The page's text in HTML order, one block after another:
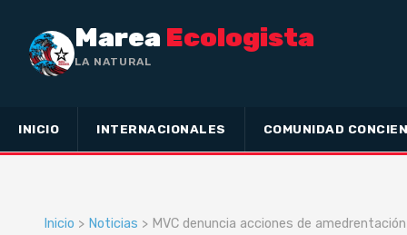
Marea Ecologista
LA NATURALEZA NO HA HECHO
INICIO INTERNACIONALES COMUNIDAD
Inicio > Noticias > MVC denuncia acciones de